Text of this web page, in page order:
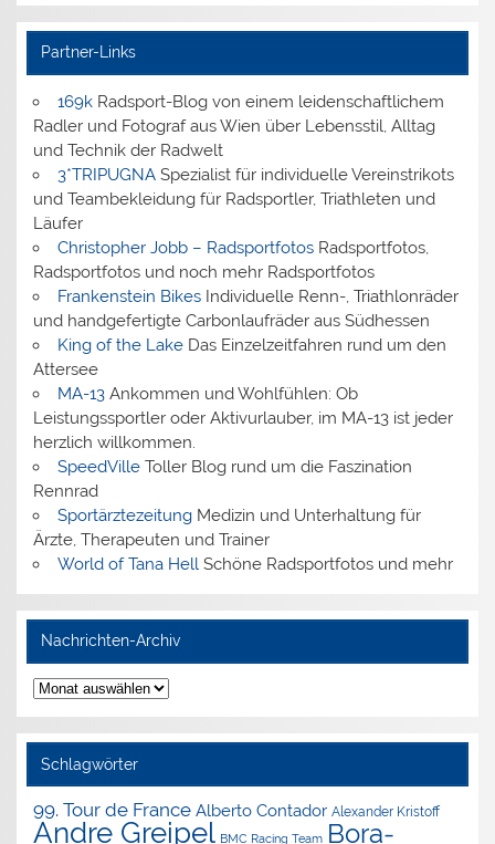
Partner-Links
169kRadsport-Blog von einem leidenschaftlichem
Radler und Fotograf aus Wien über Lebensstil, Alltag
und Technik der Radwelt
3*TRIPUGNASpezialist für individuelle Vereinstrikots
und Teambekleidung für Radsportler, Triathleten und
Läufer
Christopher Jobb – RadsportfotosRadsportfotos,
Radsportfotos und noch mehr Radsportfotos
Frankenstein BikesIndividuelle Renn-, Triathlonräder
und handgefertigte Carbonlaufräder aus Südhessen
King of the LakeDas Einzelzeitfahren rund um den
Attersee
MA-13Ankommen und Wohlfühlen: Ob
Leistungssportler oder Aktivurlauber, im MA-13 ist jeder
herzlich willkommen.
SpeedVilleToller Blog rund um die Faszination
Rennrad
SportärztezeitungMedizin und Unterhaltung für
Ärzte, Therapeuten und Trainer
World of Tana HellSchöne Radsportfotos und mehr
Nachrichten-Archiv
Nachrichten-
Archiv
Schlagwörter
99. Tour de France Alberto Contador Alexander Kristoff
Andre Greipel BMC Racing Team Bora-